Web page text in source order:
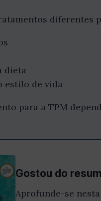
diferentes
dieta
estilo de vida
para a TPM
Gostou do
Aprofunde-se